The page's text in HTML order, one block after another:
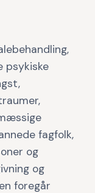
psykiske
fagfolk,
og
og
foregår